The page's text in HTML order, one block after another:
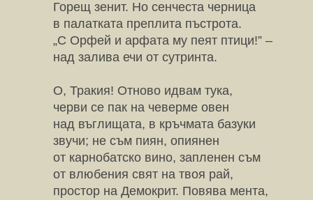
Горещ зенит. Но сенчеста черница
в палатката преплита пъстрота.
„С Орфей и арфата му пеят птици!” –
над залива ечи от сутринта.
О, Тракия! Отново идвам тука,
черви се пак на чеверме овен
над въглищата, в кръчмата базуки
звучи; не съм пиян, опиянен
от карнобатско вино, запленен съм
от влюбения свят на твоя рай,
простор на Демокрит. Повява мента,